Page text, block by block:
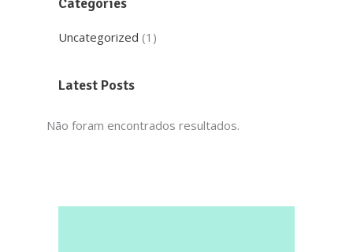
Uncategorized (1)
Latest Posts
Não foram encontrados resultados.